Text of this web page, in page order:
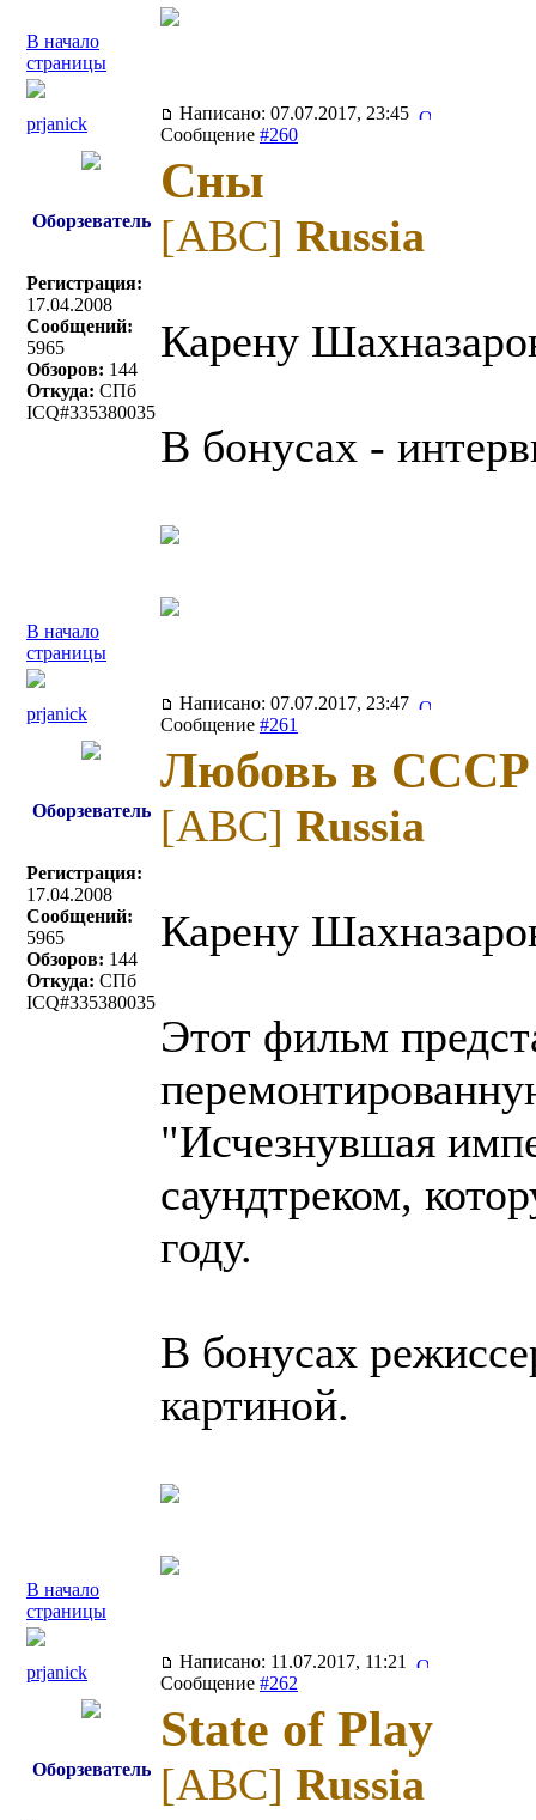
В начало
страницы
prjanick
Написано: 07.07.2017, 23:45
Сообщение #260
Оборзеватель
Регистрация:
17.04.2008
Сообщений:
5965
Обзоров: 144
Откуда: СПб
ICQ#335380035
Сны
[ABC] Russia
Карену
В бонусах -
В начало
страницы
prjanick
Написано: 07.07.2017, 23:47
Сообщение #261
Оборзеватель
Регистрация:
17.04.2008
Сообщений:
5965
Обзоров: 144
Откуда: СПб
ICQ#335380035
Любовь в СССР
[ABC] Russia
Карену
Этот фильм
"Исчезнувшая
саундтреком,
году.
В бонусах
картиной.
В начало
страницы
prjanick
Написано: 11.07.2017, 11:21
Сообщение #262
Оборзеватель
State of Play
[ABC] Russia